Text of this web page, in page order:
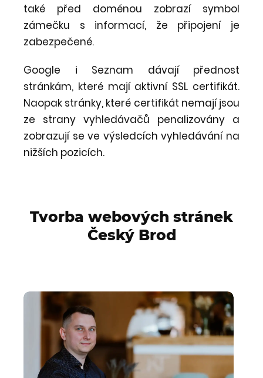
také před doménou zobrazí symbol
zámečku s informací, že připojení je
zabezpečené.
Google i Seznam dávají přednost
stránkám, které mají aktivní SSL certifikát.
Naopak stránky, které certifikát nemají jsou
ze strany vyhledávačů penalizovány a
zobrazují se ve výsledcích vyhledávání na
nižších pozicích.
Tvorba webových stránek
Český Brod